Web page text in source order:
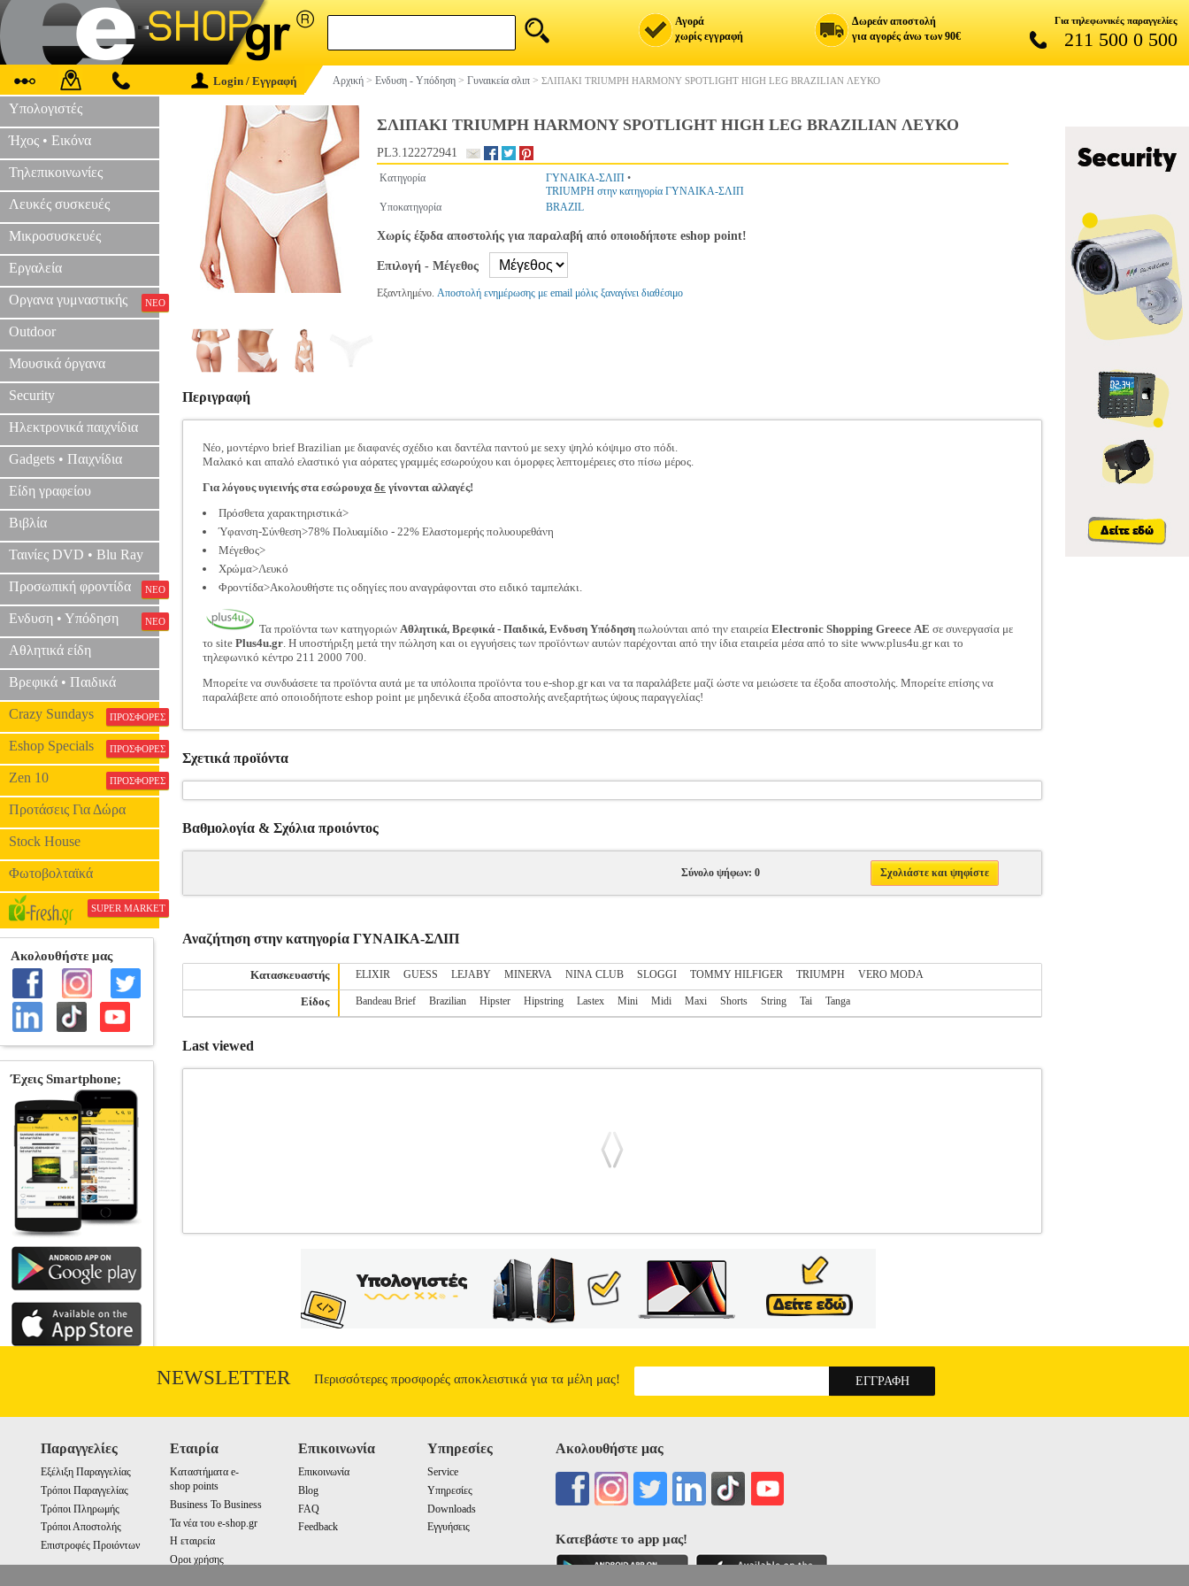
Αγορά
χωρίς εγγραφή
Δωρεάν αποστολή
για αγορές άνω των 90€
Για τηλεφωνικές παραγγελίες
211 500 0 500
Login / Εγγραφή Αρχική > Ενδυση - Υπόδηση > Γυναικεία σλιπ > ΣΛΙΠΑΚΙ TRIUMPH HARMONY SPOTLIGHT HIGH LEG BRAZILIAN ΛΕΥΚΟ
Υπολογιστές
Ήχος • Εικόνα
Τηλεπικοινωνίες
Λευκές συσκευές
Μικροσυσκευές
Εργαλεία
Οργανα γυμναστικής ΝΕΟ
Outdoor
Μουσικά όργανα
Security
Ηλεκτρονικά παιχνίδια
Gadgets • Παιχνίδια
Είδη γραφείου
Βιβλία
Ταινίες DVD • Blu Ray
Προσωπική φροντίδα ΝΕΟ
Ενδυση • Υπόδηση ΝΕΟ
Αθλητικά είδη
Βρεφικά • Παιδικά
Crazy Sundays ΠΡΟΣΦΟΡΕΣ
Eshop Specials ΠΡΟΣΦΟΡΕΣ
Zen 10 ΠΡΟΣΦΟΡΕΣ
Προτάσεις Για Δώρα
Stock House
Φωτοβολταϊκά
SUPER MARKET
ΣΛΙΠΑΚΙ TRIUMPH HARMONY SPOTLIGHT HIGH LEG BRAZILIAN ΛΕΥΚΟ
PL3.122272941
Κατηγορία ΓΥΝΑΙΚΑ-ΣΛΙΠ •
TRIUMPH στην κατηγορία ΓΥΝΑΙΚΑ-ΣΛΙΠ
Υποκατηγορία
BRAZIL
Χωρίς έξοδα αποστολής για παραλαβή από οποιοδήποτε eshop point!
Επιλογή - Μέγεθος
Εξαντλημένο. Αποστολή ενημέρωσης με email μόλις ξαναγίνει διαθέσιμο
Περιγραφή
Νέο, μοντέρνο brief Brazilian με διαφανές σχέδιο και δαντέλα παντού με sexy ψηλό κόψιμο στο πόδι.
Μαλακό και απαλό ελαστικό για αόρατες γραμμές εσωρούχου και όμορφες λεπτομέρειες στο πίσω μέρος.
Για λόγους υγιεινής στα εσώρουχα δε γίνονται αλλαγές!
Πρόσθετα χαρακτηριστικά>
Ύφανση-Σύνθεση>78% Πολυαμίδιο - 22% Ελαστομερής πολυουρεθάνη
Μέγεθος>
Χρώμα>Λευκό
Φροντίδα>Ακολουθήστε τις οδηγίες που αναγράφονται στο ειδικό ταμπελάκι.
Τα προϊόντα των κατηγοριών Αθλητικά, Βρεφικά - Παιδικά, Ενδυση Υπόδηση πωλούνται από την εταιρεία Electronic Shopping Greece ΑΕ σε συνεργασία με
το site Plus4u.gr. Η υποστήριξη μετά την πώληση και οι εγγυήσεις των προϊόντων αυτών παρέχονται από την ίδια εταιρεία μέσα από το site www.plus4u.gr και το
τηλεφωνικό κέντρο 211 2000 700.
Μπορείτε να συνδυάσετε τα προϊόντα αυτά με τα υπόλοιπα προϊόντα του e-shop.gr και να τα παραλάβετε μαζί ώστε να μειώσετε τα έξοδα αποστολής. Μπορείτε επίσης να
παραλάβετε από οποιοδήποτε eshop point με μηδενικά έξοδα αποστολής ανεξαρτήτως ύψους παραγγελίας!
Σχετικά προϊόντα
Βαθμολογία & Σχόλια προιόντος
Σύνολο ψήφων: 0 Σχολιάστε και ψηφίστε
Αναζήτηση στην κατηγορία ΓΥΝΑΙΚΑ-ΣΛΙΠ
Κατασκευαστής ELIXIR GUESS LEJABY MINERVA NINA CLUB SLOGGI TOMMY HILFIGER TRIUMPH VERO MODA
Είδος Bandeau Brief Brazilian Hipster Hipstring Lastex Mini Midi Maxi Shorts String Tai Tanga
Last viewed
Κατηγορία: ΓΥΝΑΙΚΑ-ΣΛΙΠ •TRIUMPH στην κατηγορία ΓΥΝΑΙΚΑ-ΣΛΙΠ Νέο, μοντέρνο brief Brazilian με διαφανές σχέδιο και δαντέλα παντού με
sexy ψηλό κόψιμο στο πόδι. Μαλακό και απαλό ελαστικό για αόρατες γραμμές εσωρούχου και όμορφες λεπτομέρειες στο πίσω μέρος. Για λόγους υγιεινής στα
εσώρουχα δε γίνονται αλλαγές! • Πρόσθετα χαρακτηριστικά>• Ύφανση-Σύνθεση>78% Πολυαμίδιο - 22% Ελαστομερής πολυουρεθάνη• Μέγεθος>•
Χρώμα>Λευκό• Φροντίδα>Ακολουθήστε τις οδηγίες που αναγράφονται στο ειδικό ταμπελάκι. Τα προϊόντα των κατηγοριών Αθλητικά, Βρεφικά - Παιδικά,
Ενδυση Υπόδηση πωλούνται από την εταιρεία Electronic Shopping Greece ΑΕ σε συνεργασία με το site Plus4u.gr. Η υποστήριξη μετά την πώληση και οι
παραλάβετε από οποιοδήποτε eshop point με μηδενικά έξοδα αποστολής ανεξαρτήτως ύψους παραγγελίας!ΣΛΙΠΑΚΙ TRIUMPH HARMONY SPOTLIGHT
HIGH LEG BRAZILIAN ΛΕΥΚΟ
NEWSLETTER Περισσότερες προσφορές αποκλειστικά για τα μέλη μας!
Παραγγελίες
Εξέλιξη Παραγγελίας
Τρόποι Παραγγελίας
Τρόποι Πληρωμής
Τρόποι Αποστολής
Επιστροφές Προιόντων
Εταιρία
Καταστήματα e-
shop points
Business To Business
Τα νέα του e-shop.gr
Η εταιρεία
Οροι χρήσης
Επικοινωνία
Επικοινωνία
Blog
FAQ
Feedback
Υπηρεσίες
Service
Υπηρεσίες
Downloads
Εγγυήσεις
Ακολουθήστε μας
Κατεβάστε το app μας!